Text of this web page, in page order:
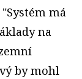
má
na
by mohl